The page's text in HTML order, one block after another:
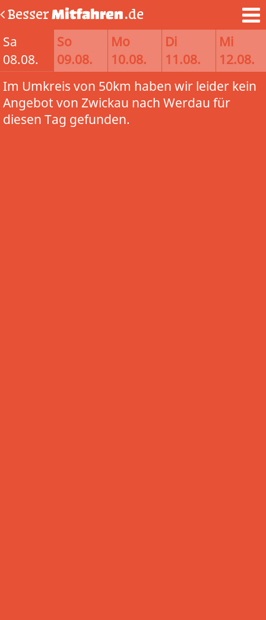
BesserMitfahren.de
Sa
08.08.
So
09.08.
Mo
10.08.
Di
11.08.
Mi
12.08.
Im Umkreis von 50km haben wir leider kein
Angebot von Zwickau nach Werdau für
diesen Tag gefunden.